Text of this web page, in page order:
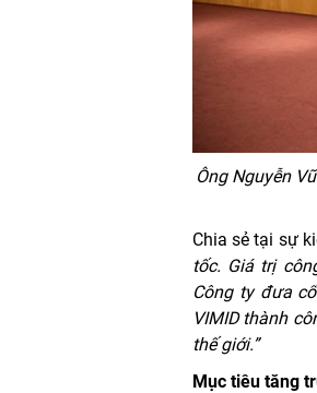
Ông Nguyễn
Chia sẻ tại sự
tốc. Giá trị
Công ty đưa
VIMID thành
thế giới.”
Mục tiêu tăng